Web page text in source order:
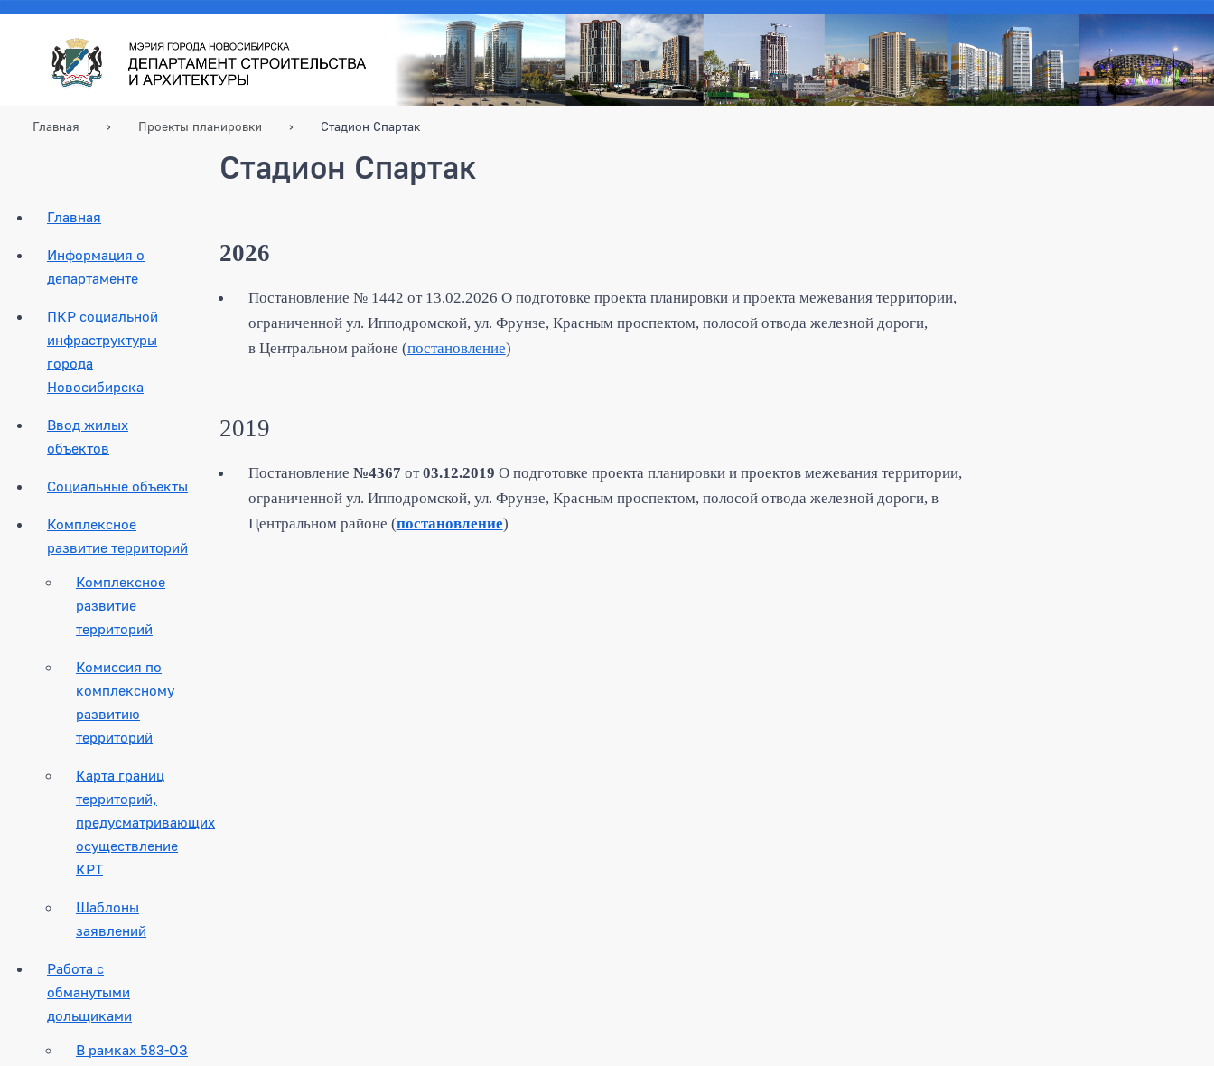
Главная Проекты планировки Стадион Спартак
Главная
Информация о
департаменте
ПКР социальной
инфраструктуры
города
Новосибирска
Ввод жилых
объектов
Социальные объекты
Комплексное
развитие территорий
Комплексное
развитие
территорий
Комиссия по
комплексному
развитию
территорий
Карта границ
территорий,
предусматривающих
осуществление
КРТ
Шаблоны
заявлений
Работа с
обманутыми
дольщиками
В рамках 583-ОЗ
Стадион Спартак
2026
Постановление № 1442 от 13.02.2026 О подготовке проекта планировки и проекта межевания территории,
ограниченной ул. Ипподромской, ул. Фрунзе, Красным проспектом, полосой отвода железной дороги,
в Центральном районе (постановление)
2019
Постановление №4367 от03.12.2019 О подготовке проекта планировки и проектов межевания территории,
ограниченной ул. Ипподромской, ул. Фрунзе, Красным проспектом, полосой отвода железной дороги, в
Центральном районе (постановление)